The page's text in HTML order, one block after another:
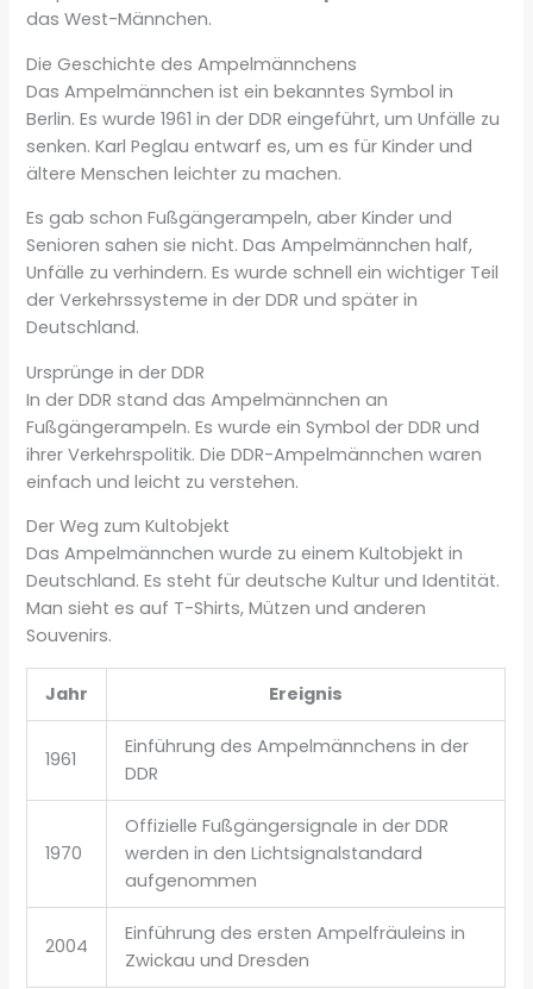
das West-Männchen.
Die Geschichte des Ampelmännchens
Das Ampelmännchen ist ein bekanntes Symbol in
Berlin. Es wurde 1961 in der DDR eingeführt, um Unfälle zu
senken. Karl Peglau entwarf es, um es für Kinder und
ältere Menschen leichter zu machen.
Es gab schon Fußgängerampeln, aber Kinder und
Senioren sahen sie nicht. Das Ampelmännchen half,
Unfälle zu verhindern. Es wurde schnell ein wichtiger Teil
der Verkehrssysteme in der DDR und später in
Deutschland.
Ursprünge in der DDR
In der DDR stand das Ampelmännchen an
Fußgängerampeln. Es wurde ein Symbol der DDR und
ihrer Verkehrspolitik. Die DDR-Ampelmännchen waren
einfach und leicht zu verstehen.
Der Weg zum Kultobjekt
Das Ampelmännchen wurde zu einem Kultobjekt in
Deutschland. Es steht für deutsche Kultur und Identität.
Man sieht es auf T-Shirts, Mützen und anderen
Souvenirs.
Jahr Ereignis
1961
Einführung des Ampelmännchens in der
DDR
1970
Offizielle Fußgängersignale in der DDR
werden in den Lichtsignalstandard
aufgenommen
2004
Einführung des ersten Ampelfräuleins in
Zwickau und Dresden